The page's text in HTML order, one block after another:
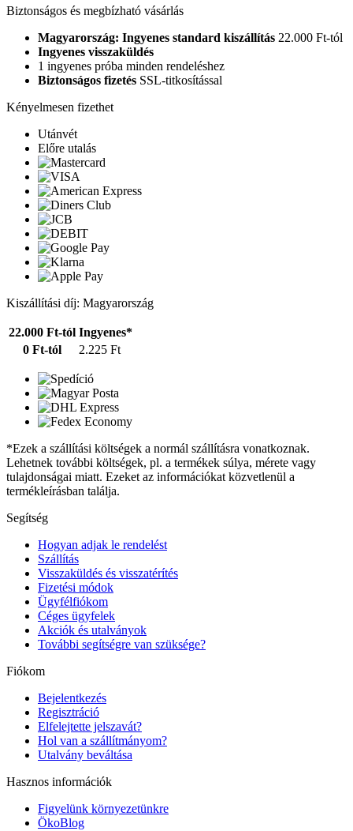
Biztonságos és megbízható vásárlás
Magyarország: Ingyenes standard kiszállítás 22.000 Ft-tól
Ingyenes visszaküldés
1 ingyenes próba minden rendeléshez
Biztonságos fizetés SSL-titkosítással
Kényelmesen fizethet
Utánvét
Előre utalás
Kiszállítási díj: Magyarország
22.000 Ft-tól Ingyenes*
0 Ft-tól
2.225 Ft
*Ezek a szállítási költségek a normál szállításra vonatkoznak.
Lehetnek további költségek, pl. a termékek súlya, mérete vagy
tulajdonságai miatt. Ezeket az információkat közvetlenül a
termékleírásban találja.
Segítség
Hogyan adjak le rendelést
Szállítás
Visszaküldés és visszatérítés
Fizetési módok
Ügyfélfiókom
Céges ügyfelek
Akciók és utalványok
További segítségre van szüksége?
Fiókom
Bejelentkezés
Regisztráció
Elfelejtette jelszavát?
Hol van a szállítmányom?
Utalvány beváltása
Hasznos információk
Figyelünk környezetünkre
ÖkoBlog